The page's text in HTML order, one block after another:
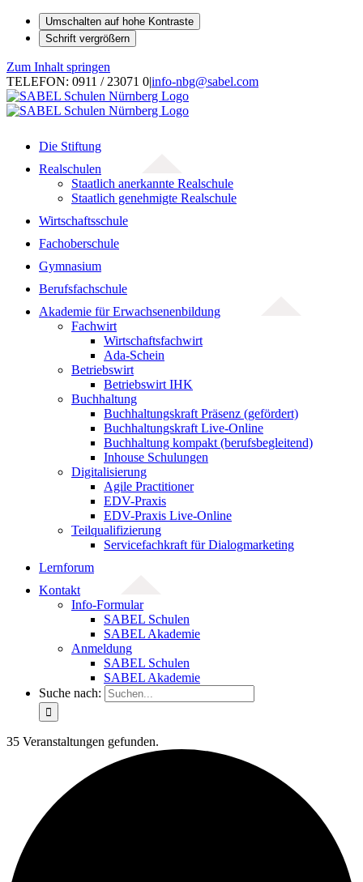
Umschalten auf hohe Kontraste
Schrift vergrößern
Zum Inhalt springen
TELEFON: 0911 / 23071 0|info-nbg@sabel.com
Die Stiftung
Realschulen
Staatlich anerkannte Realschule
Staatlich genehmigte Realschule
Wirtschaftsschule
Fachoberschule
Gymnasium
Berufsfachschule
Akademie für Erwachsenenbildung
Fachwirt
Wirtschaftsfachwirt
Ada-Schein
Betriebswirt
Betriebswirt IHK
Buchhaltung
Buchhaltungskraft Präsenz (gefördert)
Buchhaltungskraft Live-Online
Buchhaltung kompakt (berufsbegleitend)
Inhouse Schulungen
Digitalisierung
Agile Practitioner
EDV-Praxis
EDV-Praxis Live-Online
Teilqualifizierung
Servicefachkraft für Dialogmarketing
Lernforum
Kontakt
Info-Formular
SABEL Schulen
SABEL Akademie
Anmeldung
SABEL Schulen
SABEL Akademie
Suche nach:
35 Veranstaltungen gefunden.